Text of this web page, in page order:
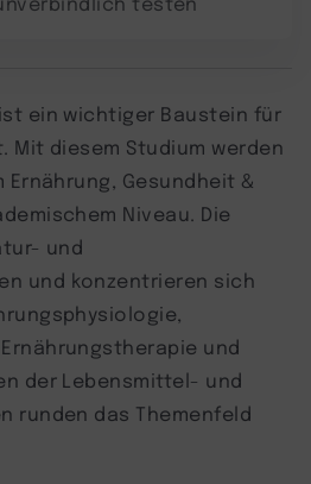
ein wichtiger Baustein für
Mit diesem Studium werden
Ernährung, Gesundheit &
Niveau. Die
und
und konzentrieren sich
und
der Lebensmittel- und
runden das Themenfeld